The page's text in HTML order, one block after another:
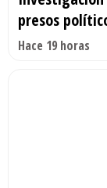
presos
Hace 19 horas